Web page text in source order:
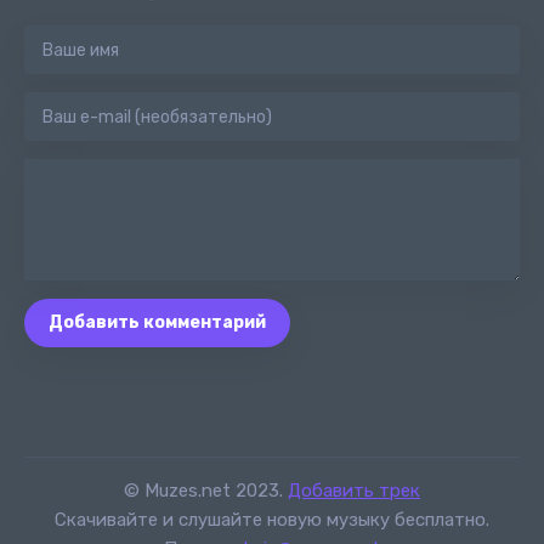
Добавить комментарий
© Muzes.net 2023. Добавить трек
Скачивайте и слушайте новую музыку бесплатно.